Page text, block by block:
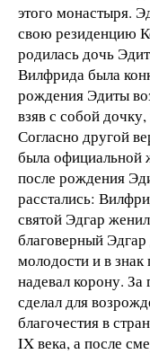
этого монастыря.
свою резиденцию
родилась дочь
Вилфрида была
рождения Эдиты
взяв с собой
Согласно другой
была официальной
после рождения
расстались:
святой Эдгар
благоверный Эдгар
молодости и в
надевал корону. За
сделал для
благочестия в
IX века, а после